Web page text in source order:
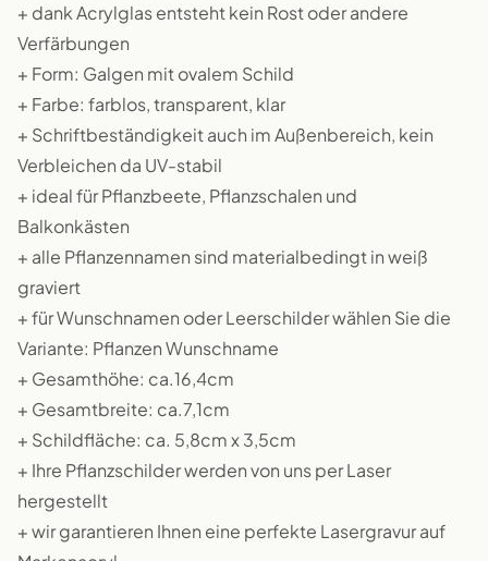
+ dank Acrylglas entsteht kein Rost oder andere
Verfärbungen
+ Form: Galgen mit ovalem Schild
+ Farbe: farblos, transparent, klar
+ Schriftbeständigkeit auch im Außenbereich, kein
Verbleichen da UV-stabil
+ ideal für Pflanzbeete, Pflanzschalen und
Balkonkästen
+ alle Pflanzennamen sind materialbedingt in weiß
graviert
+ für Wunschnamen oder Leerschilder wählen Sie die
Variante: Pflanzen Wunschname
+ Gesamthöhe: ca.16,4cm
+ Gesamtbreite: ca.7,1cm
+ Schildfläche: ca. 5,8cm x 3,5cm
+ Ihre Pflanzschilder werden von uns per Laser
hergestellt
+ wir garantieren Ihnen eine perfekte Lasergravur auf